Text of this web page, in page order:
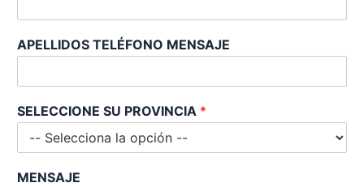
APELLIDOS TELÉFONO MENSAJE
SELECCIONE SU PROVINCIA *
MENSAJE